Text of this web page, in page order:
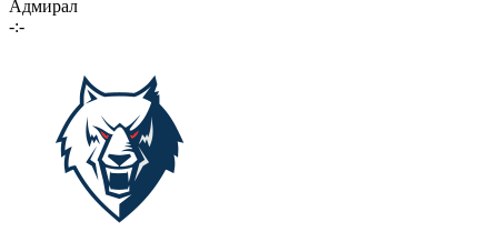
Адмирал
-:-